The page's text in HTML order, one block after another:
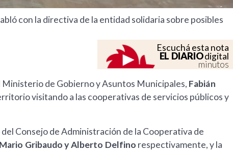
con la directiva de la entidad solidaria sobre posibles
Escuchá esta nota
EL DIARIOdigital
minutos
de Gobierno y Asuntos Municipales, Fabián
visitando a las cooperativas de servicios públicos y
Consejo de Administración de la Cooperativa de
Mario Gribaudo y Alberto Delfino respectivamente, y la